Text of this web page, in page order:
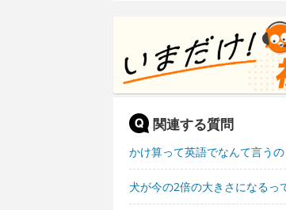
関連する質問
かけ算って英語でなんて言うの
犬が今の2倍の大きさになるっ